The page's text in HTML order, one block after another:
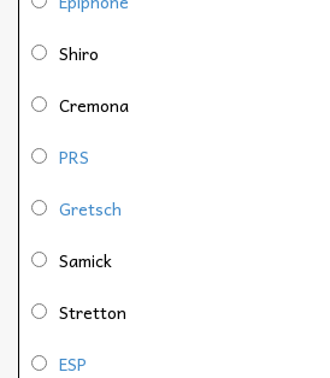
Shiro
Cremona
PRS
Gretsch
Samick
Stretton
ESP